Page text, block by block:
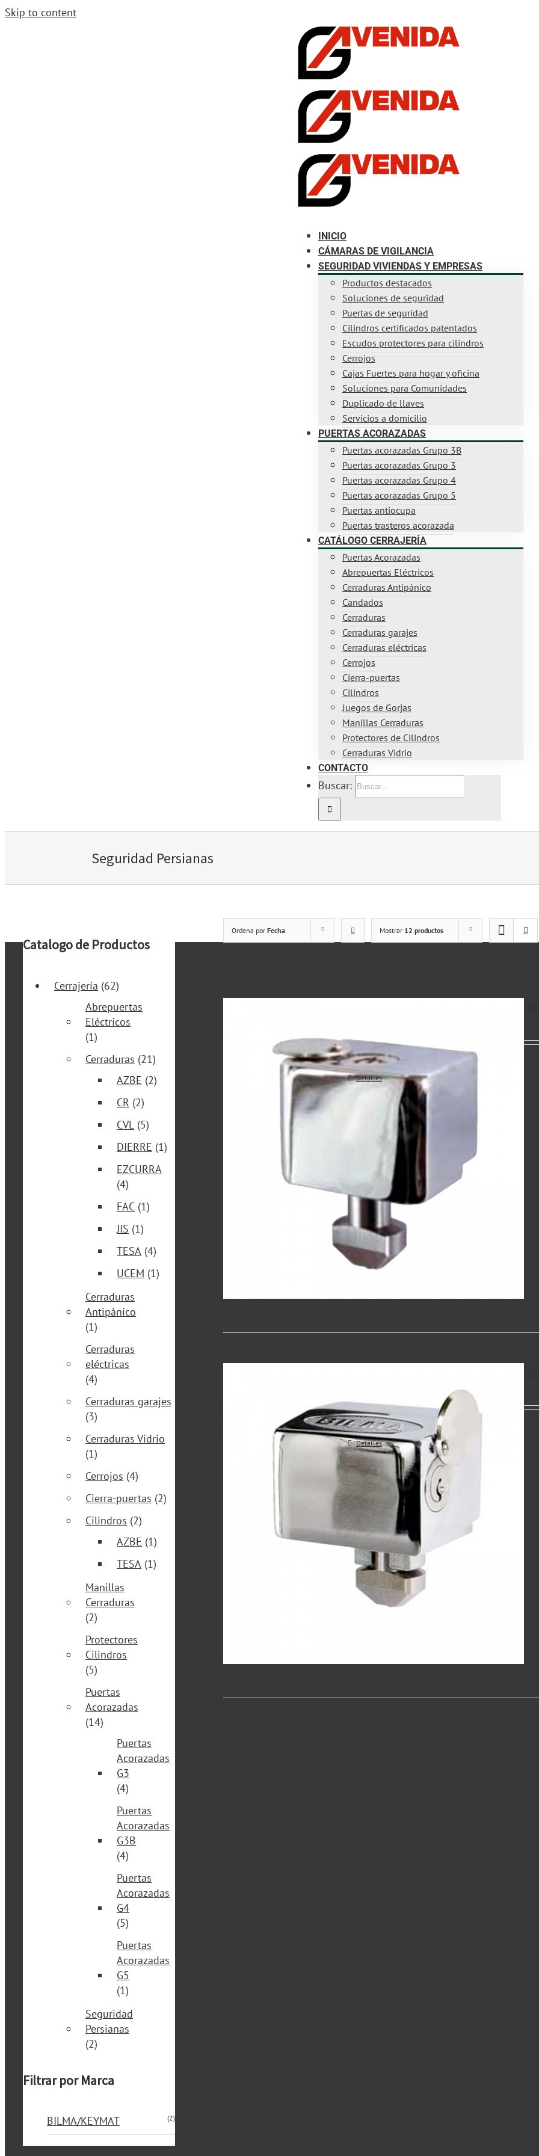
Skip to content
INICIO
CÁMARAS DE VIGILANCIA
SEGURIDAD VIVIENDAS Y EMPRESAS
Productos destacados
Soluciones de seguridad
Puertas de seguridad
Cilindros certificados patentados
Escudos protectores para cilindros
Cerrojos
Cajas Fuertes para hogar y oficina
Soluciones para Comunidades
Duplicado de llaves
Servicios a domicilio
PUERTAS ACORAZADAS
Puertas acorazadas Grupo 3B
Puertas acorazadas Grupo 3
Puertas acorazadas Grupo 4
Puertas acorazadas Grupo 5
Puertas antiocupa
Puertas trasteros acorazada
CATÁLOGO CERRAJERÍA
Puertas Acorazadas
Abrepuertas Eléctricos
Cerraduras Antipánico
Candados
Cerraduras
Cerraduras garajes
Cerraduras eléctricas
Cerrojos
Cierra-puertas
Cilindros
Juegos de Gorjas
Manillas Cerraduras
Protectores de Cilindros
Cerraduras Vidrio
CONTACTO
Buscar:
Seguridad Persianas
Ordena por Fecha Mostrar 12 productos
Detalles
Detalles
Catalogo de Productos
Cerrajería (62)
Abrepuertas
Eléctricos
(1)
Cerraduras (21)
AZBE (2)
CR (2)
CVL (5)
DIERRE (1)
EZCURRA
(4)
FAC (1)
JIS (1)
TESA (4)
UCEM (1)
Cerraduras
Antipánico
(1)
Cerraduras
eléctricas
(4)
Cerraduras garajes
(3)
Cerraduras Vidrio
(1)
Cerrojos (4)
Cierra-puertas (2)
Cilindros (2)
AZBE (1)
TESA (1)
Manillas
Cerraduras
(2)
Protectores
Cilindros
(5)
Puertas
Acorazadas
(14)
Puertas
Acorazadas
G3
(4)
Puertas
Acorazadas
G3B
(4)
Puertas
Acorazadas
G4
(5)
Puertas
Acorazadas
G5
(1)
Seguridad
Persianas
(2)
Filtrar por Marca
BILMA/KEYMAT (2)